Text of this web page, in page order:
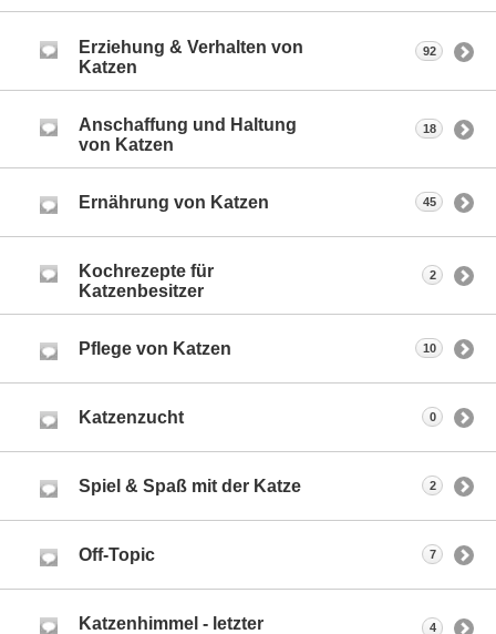
Erziehung & Verhalten von
Katzen
92
Anschaffung und Haltung
von Katzen
18
Ernährung von Katzen 45
Kochrezepte für
Katzenbesitzer
2
Pflege von Katzen 10
Katzenzucht 0
Spiel & Spaß mit der Katze 2
Off-Topic 7
Katzenhimmel - letzter
4